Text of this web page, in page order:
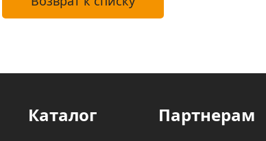
Каталог Партнерам